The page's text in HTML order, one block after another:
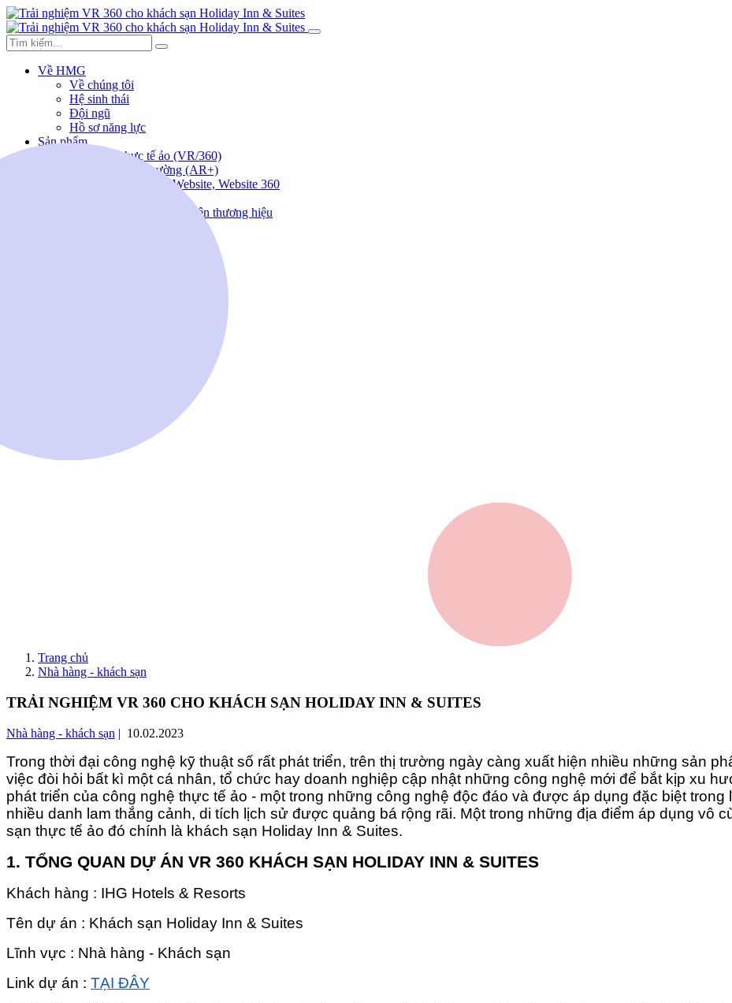
Về HMG
Về chúng tôi
Hệ sinh thái
Đội ngũ
Hồ sơ năng lực
Sản phẩm
Giải pháp thực tế ảo (VR/360)
Thực tế ảo tăng cường (AR+)
Lập trình ứng dụng, Website, Website 360
Thiết kế sáng tạo, nhận diện thương hiệu
Trang chủ
Nhà hàng - khách sạn
TRẢI NGHIỆM VR 360 CHO KHÁCH SẠN HOLIDAY INN & SUITES
Nhà hàng - khách sạn | 10.02.2023
Trong thời đại công nghệ kỹ thuật số rất phát triển, trên thị trường ngày càng xuất hiện nhiều những sản
việc đòi hỏi bất kì một cá nhân, tổ chức hay doanh nghiệp cập nhật những công nghệ mới để bắt kịp xu
phát triển của công nghệ thực tế ảo - một trong những công nghệ độc đáo và được áp dụng đặc biệt
nhiều danh lam thắng cảnh, di tích lịch sử được quảng bá rộng rãi. Một trong những địa điểm áp dụng vô
sạn thực tế ảo đó chính là khách sạn Holiday Inn & Suites.
1. TỔNG QUAN DỰ ÁN VR 360 KHÁCH SẠN HOLIDAY INN & SUITES
Khách hàng : IHG Hotels & Resorts
Tên dự án : Khách sạn Holiday Inn & Suites
Lĩnh vực : Nhà hàng - Khách sạn
Link dự án : TẠI ĐÂY